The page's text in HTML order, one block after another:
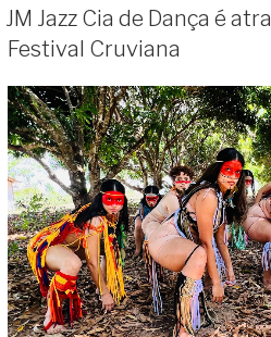
Paulo
Betti”
EM
JM Jazz Cia de Dança é
Festival Cruviana